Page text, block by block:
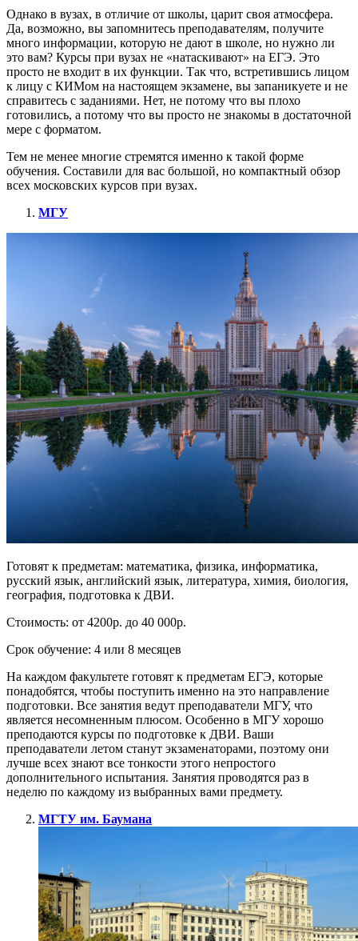
Однако в вузах, в отличие от школы, царит своя атмосфера.
Да, возможно, вы запомнитесь преподавателям, получите
много информации, которую не дают в школе, но нужно ли
это вам? Курсы при вузах не «натаскивают» на ЕГЭ. Это
просто не входит в их функции. Так что, встретившись лицом
к лицу с КИМом на настоящем экзамене, вы запаникуете и не
справитесь с заданиями. Нет, не потому что вы плохо
готовились, а потому что вы просто не знакомы в достаточной
мере с форматом.
Тем не менее многие стремятся именно к такой форме
обучения. Составили для вас большой, но компактный обзор
всех московских курсов при вузах.
МГУ
Готовят к предметам: математика, физика, информатика,
русский язык, английский язык, литература, химия, биология,
география, подготовка к ДВИ.
Стоимость: от 4200р. до 40 000р.
Срок обучение: 4 или 8 месяцев
На каждом факультете готовят к предметам ЕГЭ, которые
понадобятся, чтобы поступить именно на это направление
подготовки. Все занятия ведут преподаватели МГУ, что
является несомненным плюсом. Особенно в МГУ хорошо
преподаются курсы по подготовке к ДВИ. Ваши
преподаватели летом станут экзаменаторами, поэтому они
лучше всех знают все тонкости этого непростого
дополнительного испытания. Занятия проводятся раз в
неделю по каждому из выбранных вами предмету.
МГТУ им. Баумана